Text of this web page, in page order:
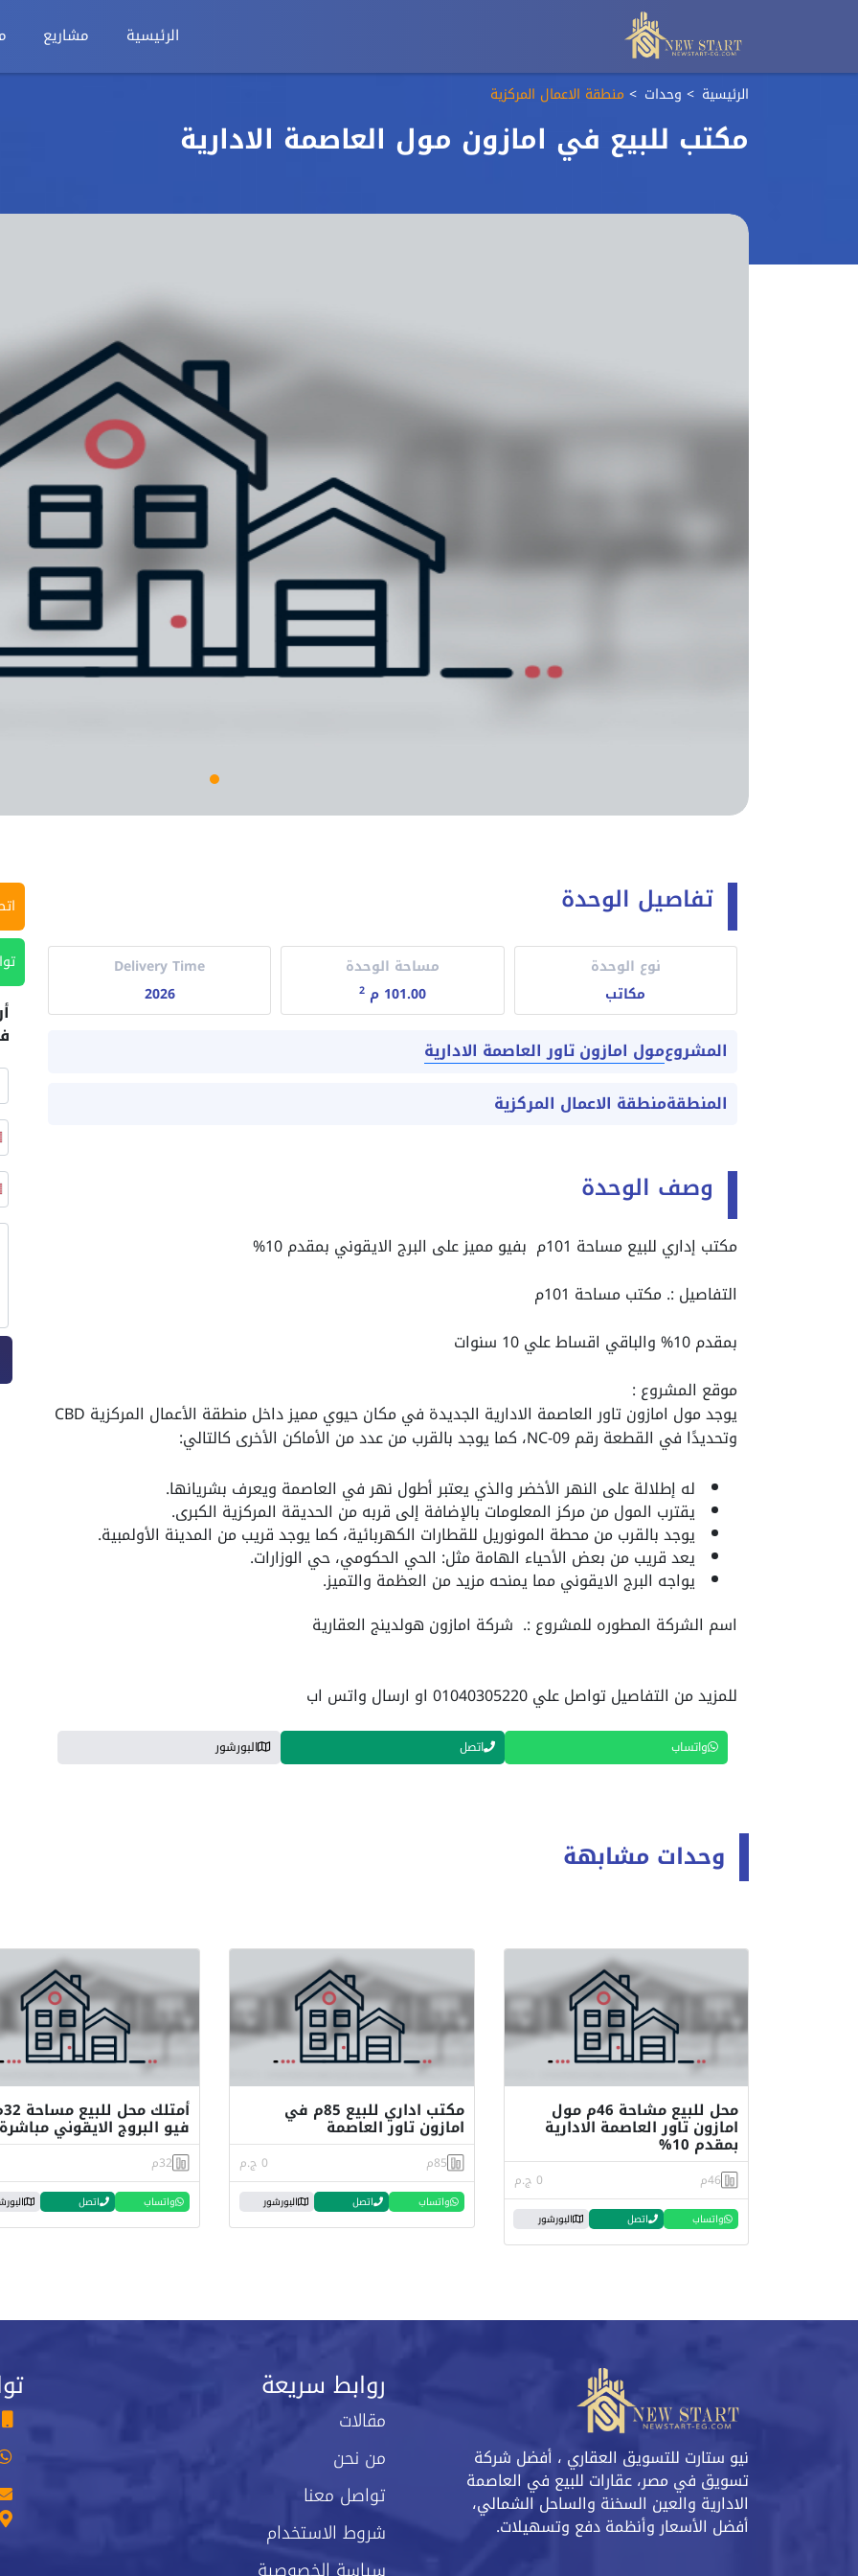
الرئيسية مشاريع
الرئيسية وحدات منطقة الاعمال المركزية
مكتب للبيع في امازون مول العاصمة الادارية
تفاصيل الوحدة
نوع الوحدة
مكاتب
مساحة الوحدة
101.00 م
2
Delivery Time
2026
المشروعمول امازون تاور العاصمة الادارية
المنطقةمنطقة الاعمال المركزية
وصف الوحدة
مكتب إداري للبيع مساحة 101م بفيو مميز على البرج الايقوني بمقدم 10%
التفاصيل :. مكتب مساحة 101م
بمقدم 10% والباقي اقساط علي 10 سنوات
موقع المشروع :
يوجد مول امازون تاور العاصمة الادارية الجديدة في مكان حيوي مميز داخل منطقة الأعمال المركزية CBD
وتحديدًا في القطعة رقم NC-09، كما يوجد بالقرب من عدد من الأماكن الأخرى كالتالي:
له إطلالة على النهر الأخضر والذي يعتبر أطول نهر في العاصمة ويعرف بشريانها.
يقترب المول من مركز المعلومات بالإضافة إلى قربه من الحديقة المركزية الكبرى.
يوجد بالقرب من محطة المونوريل للقطارات الكهربائية، كما يوجد قريب من المدينة الأولمبية.
يعد قريب من بعض الأحياء الهامة مثل: الحي الحكومي، حي الوزارات.
يواجه البرج الايقوني مما يمنحه مزيد من العظمة والتميز.
اسم الشركة المطوره للمشروع :. شركة امازون هولدينج العقارية
للمزيد من التفاصيل تواصل علي 01040305220 او ارسال واتس اب
واتساب اتصل البورشور
وحدات مشابهة
محل للبيع مشاحة 46م مول
امازون تاور العاصمة الادارية
بمقدم 10%
46م 0 ج.م
واتساب اتصل البورشور
مكتب اداري للبيع 85م في
امازون تاور العاصمة
85م 0 ج.م
واتساب اتصل البورشور
فيو البروج الايقوني مباشرة
32م
واتساب اتصل
نيو ستارت للتسويق العقاري ، أفضل شركة
تسويق في مصر، عقارات للبيع في العاصمة
الادارية والعين السخنة والساحل الشمالي،
أفضل الأسعار وأنظمة دفع وتسهيلات.
روابط سريعة
مقالات
من نحن
تواصل معنا
شروط الاستخدام